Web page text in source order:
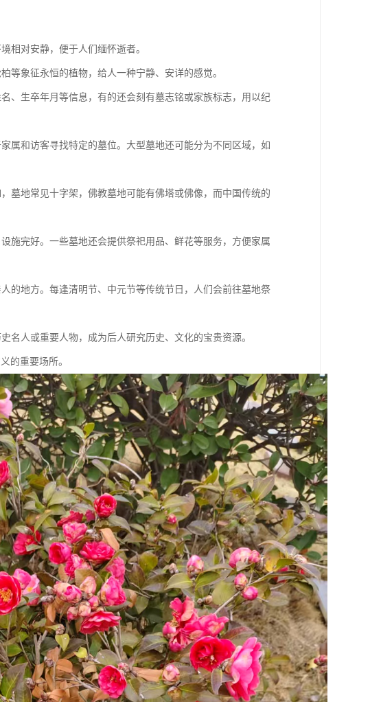
相对安静，便于人们缅怀逝者。
等象征永恒的植物，给人一种宁静、安详的感觉。
、生卒年月等信息，有的还会刻有墓志铭或家族标志，用以纪
属和访客寻找特定的墓位。大型墓地还可能分为不同区域，如
墓地常见十字架，佛教墓地可能有佛塔或佛像，而中国传统的
施完好。一些墓地还会提供祭祀用品、鲜花等服务，方便家属
的地方。每逢清明节、中元节等传统节日，人们会前往墓地祭
名人或重要人物，成为后人研究历史、文化的宝贵资源。
的重要场所。